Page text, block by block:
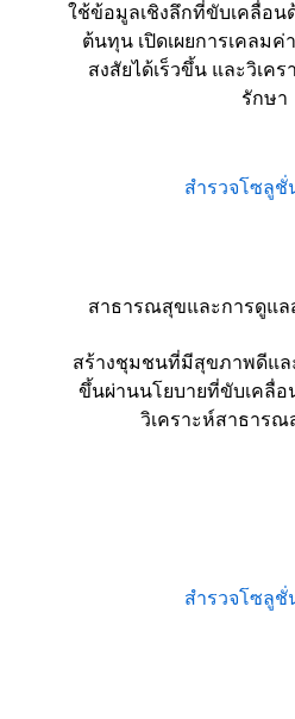
ใช้ข้อมูลเชิงลึกที่ขับเคลื่อน
ต้นทุน เปิดเผยการเคลม
สงสัยได้เร็วขึ้น และวิเค
รักษา
สำรวจโซลูชั่
สาธารณสุขและการดูแ
สร้างชุมชนที่มีสุขภาพดีแ
ขึ้นผ่านนโยบายที่ขับเคลื่อ
วิเคราะห์สาธาร
สำรวจโซลูชั่